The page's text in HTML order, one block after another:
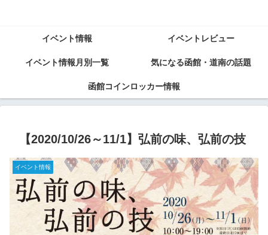
イベント情報 イベントレビュー
イベント情報月別一覧 気になる函館・道南の話題
函館コインロッカー情報
【2020/10/26～11/1】弘前の味、弘前の技
イベント情報